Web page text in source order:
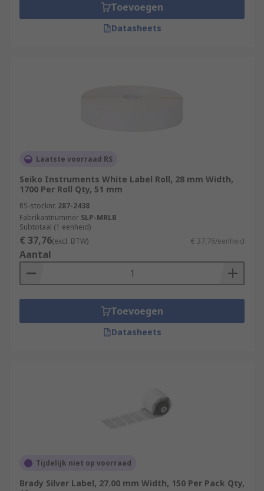
Toevoegen
Datasheets
Laatste voorraad RS
Seiko Instruments White Label Roll, 28 mm Width,
1700 Per Roll Qty, 51 mm
RS-stocknr. 287-2438
Fabrikantnummer SLP-MRLB
Subtotaal (1 eenheid)
€ 37,76(excl. BTW) € 37,76/eenheid
Aantal
Toevoegen
Datasheets
Tijdelijk niet op voorraad
Brady Silver Label, 27.00 mm Width, 150 Per Pack Qty,